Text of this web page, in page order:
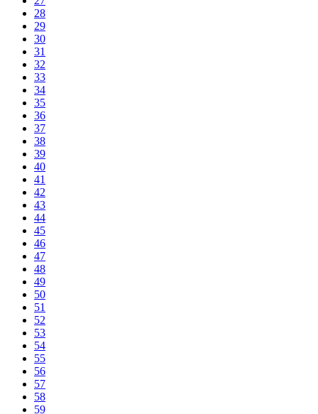
28
29
30
31
32
33
34
35
36
37
38
39
40
41
42
43
44
45
46
47
48
49
50
51
52
53
54
55
56
57
58
59